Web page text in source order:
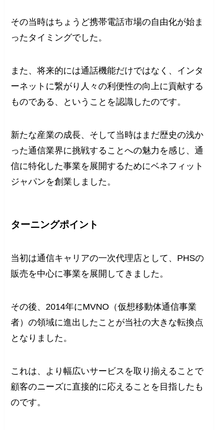
その当時はちょうど携帯電話市場の自由化が始ま
ったタイミングでした。
また、将来的には通話機能だけではなく、インタ
ーネットに繋がり人々の利便性の向上に貢献する
ものである、ということを認識したのです。
新たな産業の成長、そして当時はまだ歴史の浅か
った通信業界に挑戦することへの魅力を感じ、通
信に特化した事業を展開するためにベネフィット
ジャパンを創業しました。
ターニングポイント
当初は通信キャリアの一次代理店として、PHSの
販売を中心に事業を展開してきました。
その後、2014年にMVNO（仮想移動体通信事業
者）の領域に進出したことが当社の大きな転換点
となりました。
これは、より幅広いサービスを取り揃えることで
顧客のニーズに直接的に応えることを目指したも
のです。